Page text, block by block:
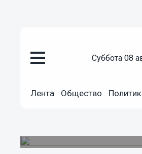
суббота 08
Лента Общество
22 августа -